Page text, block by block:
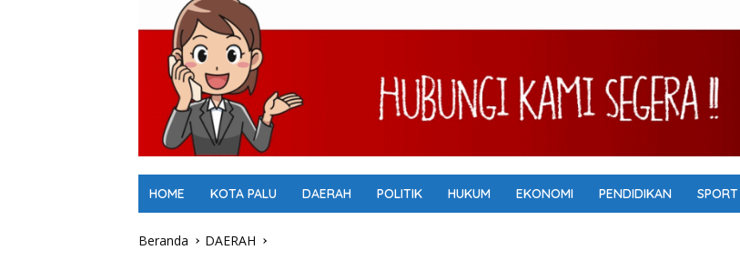
HOME KOTA PALU DAERAH POLITIK HUKUM EKONOMI PENDIDIKAN SPORT
Beranda DAERAH